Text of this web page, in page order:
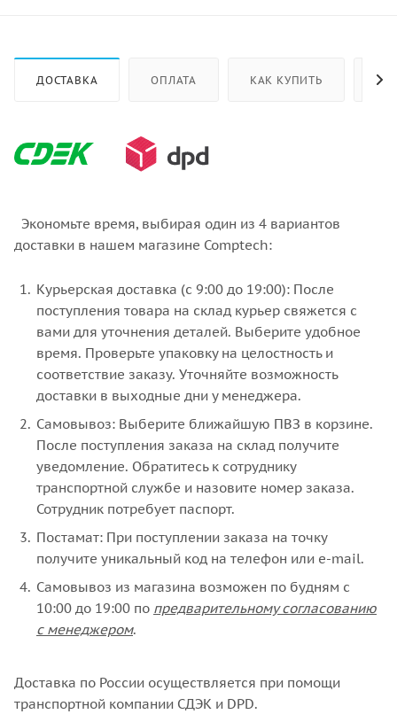
ДОСТАВКА ОПЛАТА КАК КУПИТЬ
Экономьте время, выбирая один из 4 вариантов
доставки в нашем магазине Comptech:
Курьерская доставка (с 9:00 до 19:00): После
поступления товара на склад курьер свяжется с
вами для уточнения деталей. Выберите удобное
время. Проверьте упаковку на целостность и
соответствие заказу. Уточняйте возможность
доставки в выходные дни у менеджера.
Самовывоз: Выберите ближайшую ПВЗ в корзине.
После поступления заказа на склад получите
уведомление. Обратитесь к сотруднику
транспортной службе и назовите номер заказа.
Сотрудник потребует паспорт.
Постамат: При поступлении заказа на точку
получите уникальный код на телефон или e-mail.
Самовывоз из магазина возможен по будням с
10:00 до 19:00 по предварительному согласованию
с менеджером.
Доставка по России осуществляется при помощи
транспортной компании СДЭК и DPD.